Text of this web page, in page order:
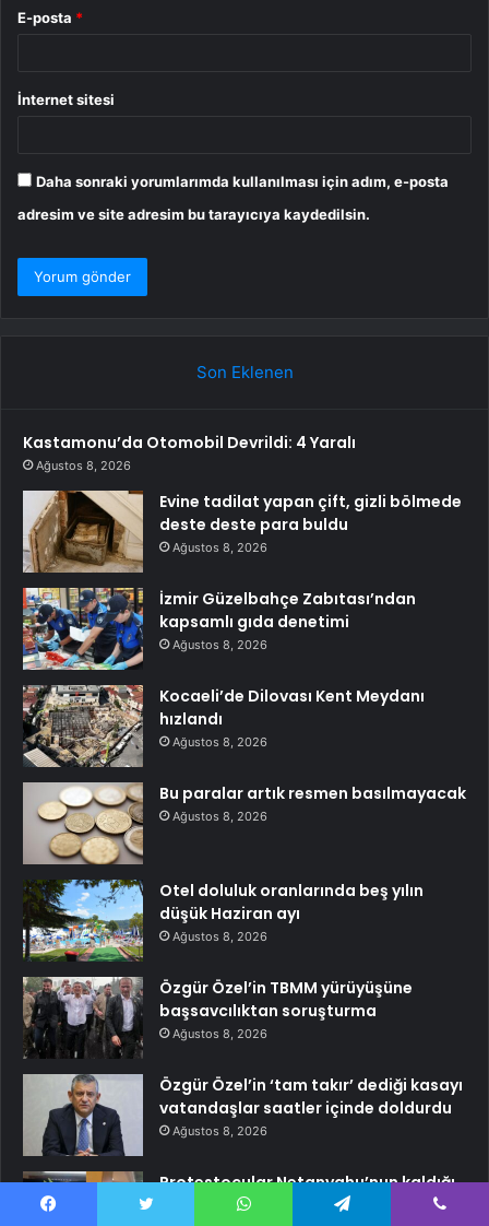
E-posta *
İnternet sitesi
Daha sonraki yorumlarımda kullanılması için adım, e-posta
adresim ve site adresim bu tarayıcıya kaydedilsin.
Son Eklenen
Kastamonu’da Otomobil Devrildi: 4 Yaralı
Ağustos 8, 2026
Evine tadilat yapan çift, gizli bölmede
deste deste para buldu
Ağustos 8, 2026
İzmir Güzelbahçe Zabıtası’ndan
kapsamlı gıda denetimi
Ağustos 8, 2026
Kocaeli’de Dilovası Kent Meydanı
hızlandı
Ağustos 8, 2026
Bu paralar artık resmen basılmayacak
Ağustos 8, 2026
Otel doluluk oranlarında beş yılın
düşük Haziran ayı
Ağustos 8, 2026
Özgür Özel’in TBMM yürüyüşüne
başsavcılıktan soruşturma
Ağustos 8, 2026
Özgür Özel’in ‘tam takır’ dediği kasayı
vatandaşlar saatler içinde doldurdu
Ağustos 8, 2026
Protestocular Netanyahu’nun kaldığı
oteli bastı